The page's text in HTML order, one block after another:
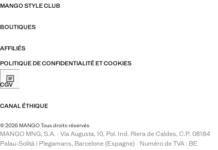
MANGO STYLE CLUB
BOUTIQUES
AFFILIÉS
POLITIQUE DE CONFIDENTIALITÉ ET COOKIES
CGV
CANAL ÉTHIQUE
© 2026 MANGO Tous droits réservés
MANGO MNG, S.A. · Via Augusta, 10, Pol. Ind. Riera de Caldes, C.P. 08184
Palau-Solità i Plegamans, Barcelone (Espagne) · Numéro de TVA : BE